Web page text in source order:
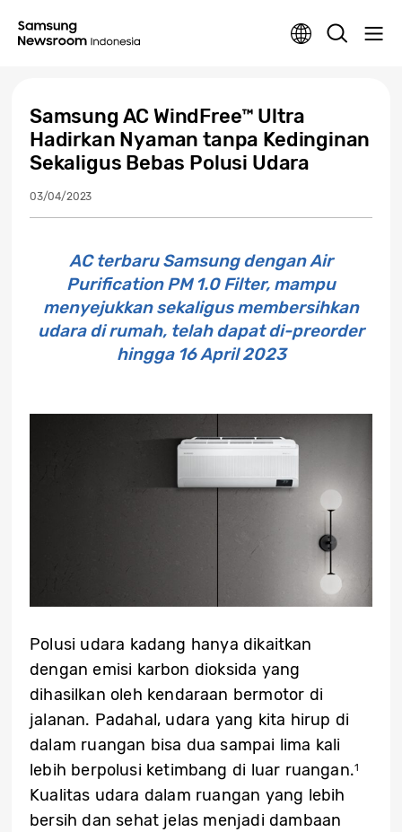
Samsung AC WindFree™ Ultra
Hadirkan Nyaman tanpa Kedinginan
Sekaligus Bebas Polusi Udara
03/04/2023
AC terbaru Samsung dengan Air
Purification PM 1.0 Filter, mampu
menyejukkan sekaligus membersihkan
udara di rumah, telah dapat di-preorder
hingga 16 April 2023
Polusi udara kadang hanya dikaitkan
dengan emisi karbon dioksida yang
dihasilkan oleh kendaraan bermotor di
jalanan. Padahal, udara yang kita hirup di
dalam ruangan bisa dua sampai lima kali
lebih berpolusi ketimbang di luar ruangan.1
Kualitas udara dalam ruangan yang lebih
bersih dan sehat jelas menjadi dambaan